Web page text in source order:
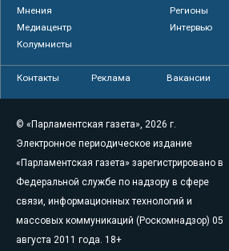
Мнения
Регионы
Медиацентр
Интервью
Колумнисты
Контакты Реклама Вакансии
© «Парламентская газета», 2026 г.
Электронное периодическое издание
«Парламентская газета» зарегистрировано в
Федеральной службе по надзору в сфере
связи, информационных технологий и
массовых коммуникаций (Роскомнадзор) 05
августа 2011 года. 18+